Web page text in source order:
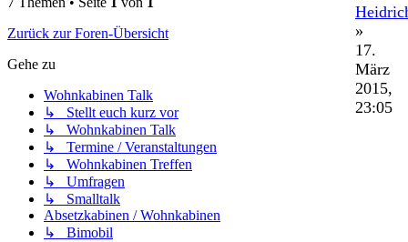
»
17.
März
2015,
23:05
Zurück zur Foren-Übersicht
Gehe zu
Wohnkabinen Talk
↳ Stellt euch kurz vor
↳ Wohnkabinen Talk
↳ Termine / Veranstaltungen
↳ Wohnkabinen Treffen
↳ Umfragen
↳ Smalltalk
Absetzkabinen / Wohnkabinen
↳ Bimobil